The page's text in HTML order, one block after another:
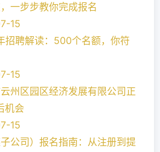
一步步教你完成报名
15
招聘解读：500个名额，你符
15
州区园区经济发展有限公司正
机会
15
公司）报名指南：从注册到提